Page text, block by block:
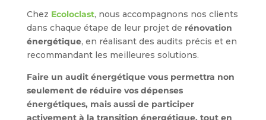
Chez Ecoloclast, nous accompagnons nos clients
dans chaque étape de leur projet de rénovation
énergétique, en réalisant des audits précis et en
recommandant les meilleures solutions.
Faire un audit énergétique vous permettra non
seulement de réduire vos dépenses
énergétiques, mais aussi de participer
activement à la transition énergétique, tout en